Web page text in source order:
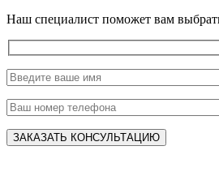
Наш специалист поможет вам